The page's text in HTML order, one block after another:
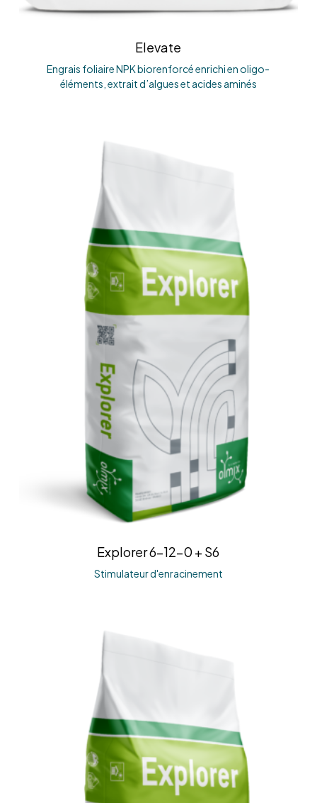
Elevate
Engrais foliaire NPK biorenforcé enrichi en oligo-
éléments, extrait d’algues et acides aminés
Explorer 6-12-0 + S6
Stimulateur d'enracinement